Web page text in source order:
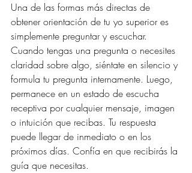
Una de las formas más directas de
obtener orientación de tu yo superior es
simplemente preguntar y escuchar.
Cuando tengas una pregunta o necesites
claridad sobre algo, siéntate en silencio y
formula tu pregunta internamente. Luego,
permanece en un estado de escucha
receptiva por cualquier mensaje, imagen
o intuición que recibas. Tu respuesta
puede llegar de inmediato o en los
próximos días. Confía en que recibirás la
guía que necesitas.